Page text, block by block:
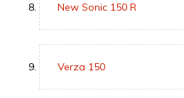
New Sonic 150 R
Verza 150